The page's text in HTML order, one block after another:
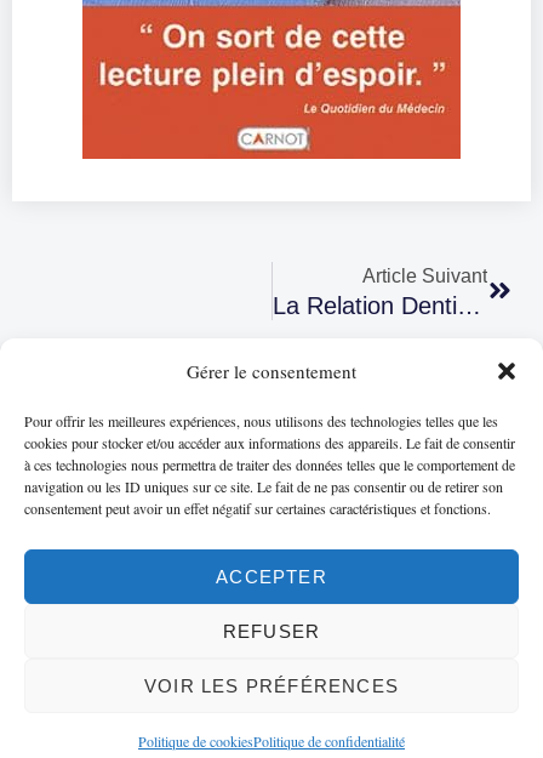
Gérer le consentement
Pour offrir les meilleures expériences, nous utilisons des technologies telles que les
cookies pour stocker et/ou accéder aux informations des appareils. Le fait de consentir
à ces technologies nous permettra de traiter des données telles que le comportement de
navigation ou les ID uniques sur ce site. Le fait de ne pas consentir ou de retirer son
consentement peut avoir un effet négatif sur certaines caractéristiques et fonctions.
ACCEPTER
REFUSER
VOIR LES PRÉFÉRENCES
Politique de cookiesPolitique de confidentialité
Article Suivant
La Relation Dentiste-Patient
CONTACT/PRISE DE RENDEZ-VOUS